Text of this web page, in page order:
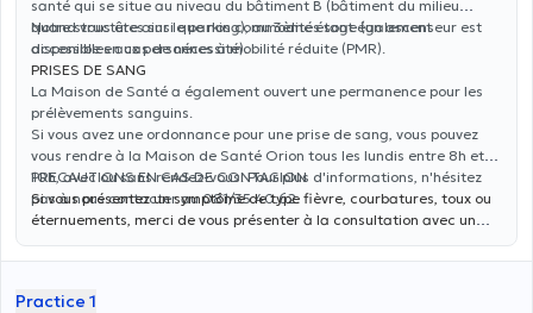
santé qui se situe au niveau du bâtiment B (bâtiment du milieu
quand vous êtes sur le parking), au 3ème étage (un ascenseur est
disponible en cas de nécessité).
Notre structure ainsi que nos commodités sont également
accessibles aux personnes à mobilité réduite (PMR).
PRISES DE SANG
La Maison de Santé a également ouvert une permanence pour les
prélèvements sanguins.
Si vous avez une ordonnance pour une prise de sang, vous pouvez
vous rendre à la Maison de Santé Orion tous les lundis entre 8h et
10h, avec ou sans rendez-vous. Pour plus d'informations, n'hésitez
pas à nous contacter au 081/35.40.62.
PRECAUTIONS EN CAS DE CONTAGION
Si vous présentez un symptôme de type fièvre, courbatures, toux ou
éternuements, merci de vous présenter à la consultation avec un
Practice 1